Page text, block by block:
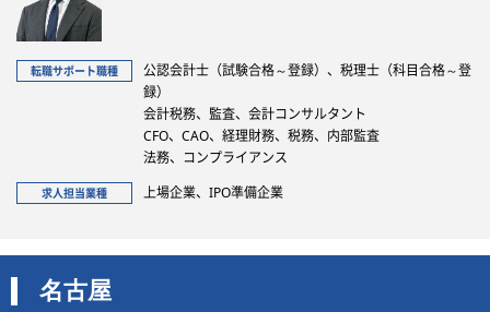
転職サポート職種
公認会計士（試験合格～登録）、税理士（科目合格～登
録）
会計税務、監査、会計コンサルタント
CFO、CAO、経理財務、税務、内部監査
法務、コンプライアンス
求人担当業種 上場企業、IPO準備企業
名古屋